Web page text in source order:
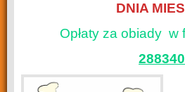
DNIA
Opłaty za obiady